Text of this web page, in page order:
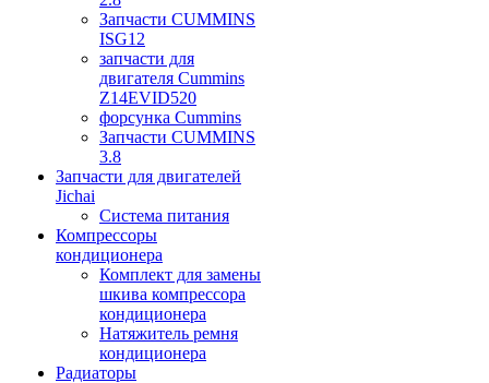
Запчасти CUMMINS
ISG12
запчасти для
двигателя Cummins
Z14EVID520
форсунка Cummins
Запчасти CUMMINS
3.8
Запчасти для двигателей
Jichai
Система питания
Компрессоры
кондиционера
Комплект для замены
шкива компрессора
кондиционера
Натяжитель ремня
кондиционера
Радиаторы